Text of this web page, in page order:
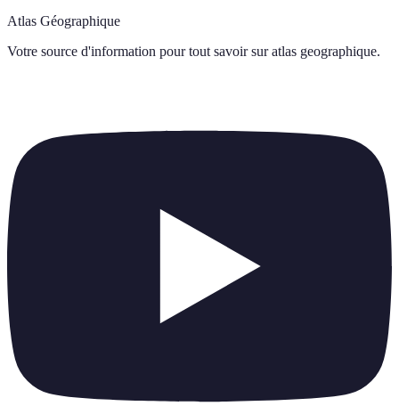
Atlas Géographique
Votre source d'information pour tout savoir sur atlas geographique.